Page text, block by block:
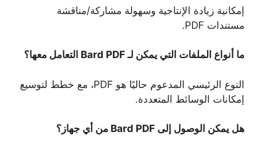
إمكانية زيادة الإنتاجية وسهولة مشاركة/مناقشة
مستندات PDF.
ما أنواع الملفات التي يمكن لـ Bard PDF التعامل معها؟
النوع الرئيسي المدعوم حاليًا هو PDF، مع خطط لتوسيع
إمكانات الوسائط المتعددة.
هل يمكن الوصول إلى Bard PDF من أي جهاز؟